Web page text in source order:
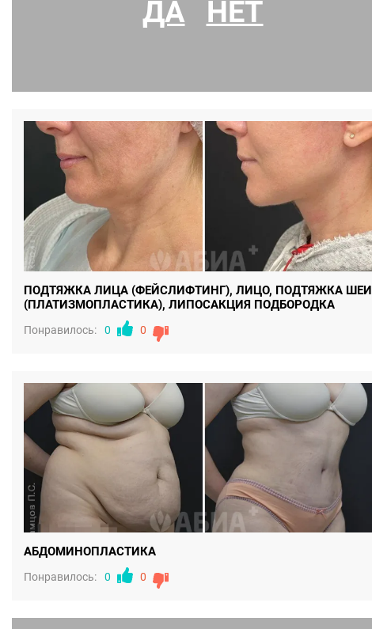
ГРУДЬ, ПОДТЯЖКА ГРУДИ, ПЛАСТИКА СОСКОВ И АРЕОЛ
ДА НЕТ
ПОДТЯЖКА ЛИЦА (ФЕЙСЛИФТИНГ), ЛИЦО, ПОДТЯЖКА ШЕИ
(ПЛАТИЗМОПЛАСТИКА), ЛИПОСАКЦИЯ ПОДБОРОДКА
Понравилось: 0 0
АБДОМИНОПЛАСТИКА
Понравилось: 0 0